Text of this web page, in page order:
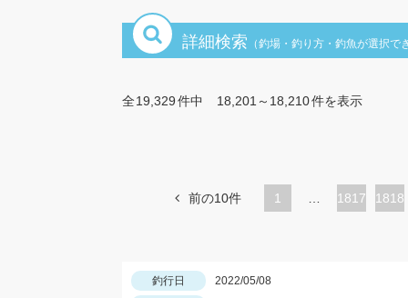
詳細検索 （釣場・釣り方・釣魚が選択で
全19,329件中 18,201～18,210件を表示
前の10件 1
ペ
1817
ペ
1818
釣行日
2022/05/08